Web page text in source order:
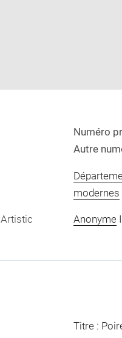
Numéro
Autre
modernes
Anonyme
Titre :